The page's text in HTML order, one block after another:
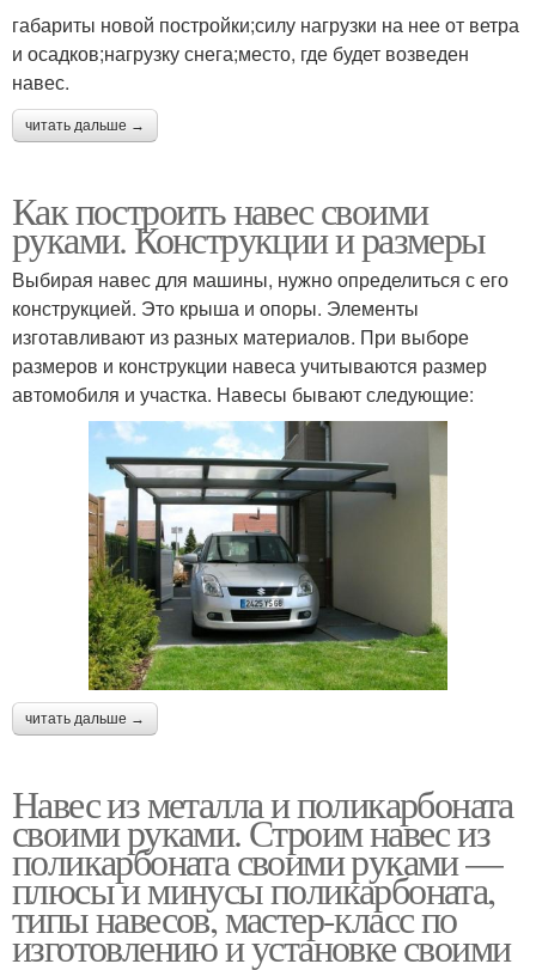
габариты новой постройки;силу нагрузки на нее от ветра
и осадков;нагрузку снега;место, где будет возведен
навес.
читать дальше →
Как построить навес своими
руками. Конструкции и размеры
Выбирая навес для машины, нужно определиться с его
конструкцией. Это крыша и опоры. Элементы
изготавливают из разных материалов. При выборе
размеров и конструкции навеса учитываются размер
автомобиля и участка. Навесы бывают следующие:
читать дальше →
Навес из металла и поликарбоната
своими руками. Строим навес из
поликарбоната своими руками —
плюсы и минусы поликарбоната,
типы навесов, мастер-класс по
изготовлению и установке своими